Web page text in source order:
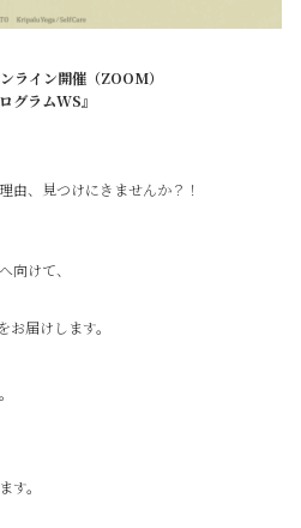
ライン開催（ZOOM）
グラムWS』
、見つけにきませんか？！
向けて、
届けします。
す。